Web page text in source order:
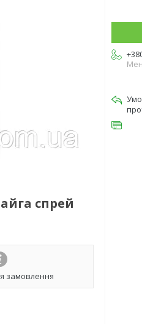
спрей
замовлення